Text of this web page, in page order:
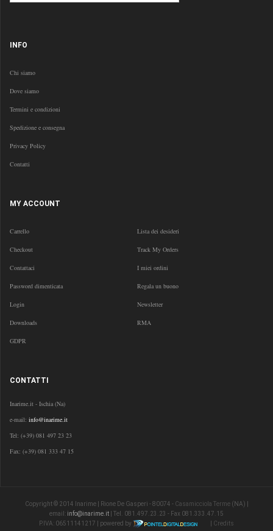
INFO
Chi siamo
Dove siamo
Termini e condizioni
Spedizione e consegna
Privacy Policy
Contatti
MY ACCOUNT
Carrello Lista dei desideri
Checkout Track My Orders
Contattaci I miei ordini
Password dimenticata Regala un buono
Login Newsletter
Downloads RMA
GDPR
CONTATTI
Inarime.it - Ischia (Na)
e-mail: info@inarime.it
Tel: (+39) 081 497 23 23
Fax: (+39) 081 333 47 15
Copyright © 2014 Inarime | Rione De Gasperi - 80074 - Casamicciola Terme(NA) |
email: info@inarime.it | Tel. 081.497.23.23 - Fax 081.333.47.15
P.IVA: 06511141217 | powered by
Credits